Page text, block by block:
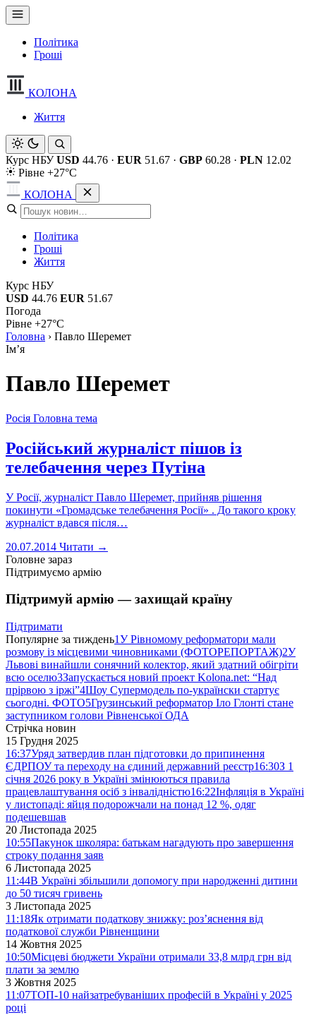
Політика
Гроші
КОЛОНА
Життя
Курс НБУ USD 44.76 · EUR 51.67 · GBP 60.28 · PLN 12.02
Рівне +27°C
КОЛОНА
Політика
Гроші
Життя
Курс НБУ
USD 44.76 EUR 51.67
Погода
Рівне +27°C
Головна › Павло Шеремет
Імʼя
Павло Шеремет
Росія Головна тема
Російський журналіст пішов із
телебачення через Путіна
У Росії, журналіст Павло Шеремет, прийняв рішення
покинути «Громадське телебачення Росії» . До такого кроку
журналіст вдався після…
20.07.2014 Читати →
Головне зараз
Підтримуємо армію
Підтримуй армію — захищай країну
Підтримати
Популярне за тиждень1У Рівномому реформатори мали
розмову із місцевими чиновниками (ФОТОРЕПОРТАЖ)2У
Львові винайшли сонячний колектор, який здатний обігріти
всю оселю3Запускається новий проект Kolona.net: “Над
прірвою з іржі”4Шоу Супермодель по-українски стартує
сьогодні. ФОТО5Грузинський реформатор Іло Глонті стане
заступником голови Рівненської ОДА
Стрічка новин
15 Грудня 2025
16:37Уряд затвердив план підготовки до припинення
ЄДРПОУ та переходу на єдиний державний реєстр16:30З 1
січня 2026 року в Україні змінюються правила
працевлаштування осіб з інвалідністю16:22Інфляція в Україні
у листопаді: яйця подорожчали на понад 12 %, одяг
подешевшав
20 Листопада 2025
10:55Пакунок школяра: батькам нагадують про завершення
строку подання заяв
6 Листопада 2025
11:44В Україні збільшили допомогу при народженні дитини
до 50 тисяч гривень
3 Листопада 2025
11:18Як отримати податкову знижку: роз’яснення від
податкової служби Рівненщини
14 Жовтня 2025
10:50Місцеві бюджети України отримали 33,8 млрд грн від
плати за землю
3 Жовтня 2025
11:07ТОП-10 найзатребуваніших професій в Україні у 2025
році